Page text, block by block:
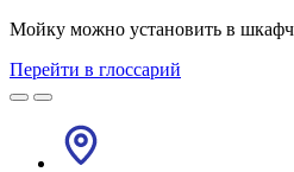
Мойку можно установить в
Перейти в глоссарий